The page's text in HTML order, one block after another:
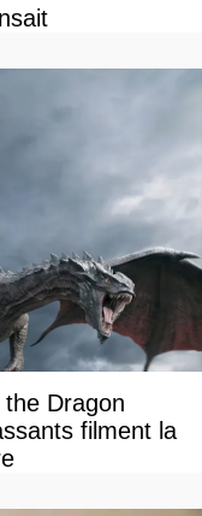
Dragon
filment la